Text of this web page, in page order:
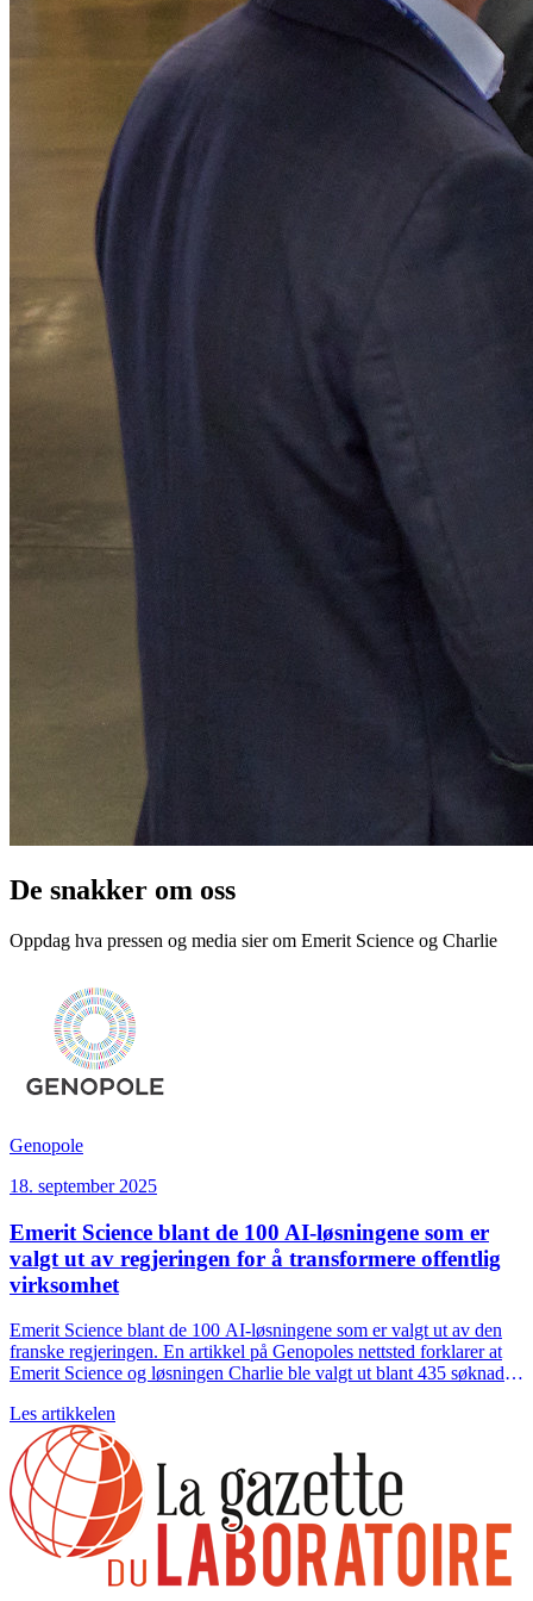
De snakker om oss
Oppdag hva pressen og media sier om Emerit Science og Charlie
Genopole
18. september 2025
Emerit Science blant de 100 AI-løsningene som er
valgt ut av regjeringen for å transformere offentlig
virksomhet
Emerit Science blant de 100 AI-løsningene som er valgt ut av den
franske regjeringen. En artikkel på Genopoles nettsted forklarer at
Emerit Science og løsningen Charlie ble valgt ut blant 435 søknader
løsninger som kan brukes av regjeringen til å modernisere offentlig
virksomhet.
Les artikkelen